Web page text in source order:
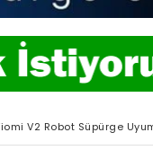
V2 Robot Süpürge